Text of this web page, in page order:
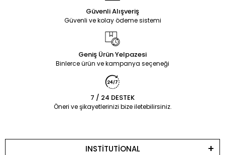
Güvenli Alışveriş
Güvenli ve kolay ödeme sistemi
Geniş Ürün Yelpazesi
Binlerce ürün ve kampanya seçeneği
7 / 24 DESTEK
Öneri ve şikayetlerinizi bize iletebilirsiniz.
INSTİTUTİONAL